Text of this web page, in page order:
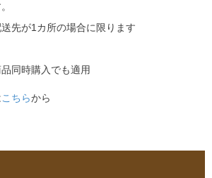
先が1カ所の場合に限ります
同時購入でも適用
こちらから